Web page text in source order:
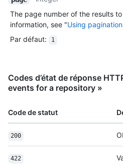
The page number of the results
information, see "Using
Par défaut: 1
Codes d’état de réponse
events for a repository »
Code de statut
200
422